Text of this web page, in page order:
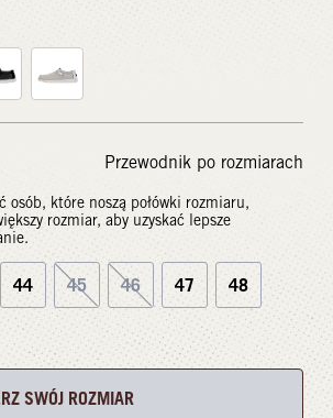
Przewodnik po rozmiarach
osób, które noszą połówki rozmiaru,
rozmiar, aby uzyskać lepsze
44 45 46 47 48
SWÓJ ROZMIAR